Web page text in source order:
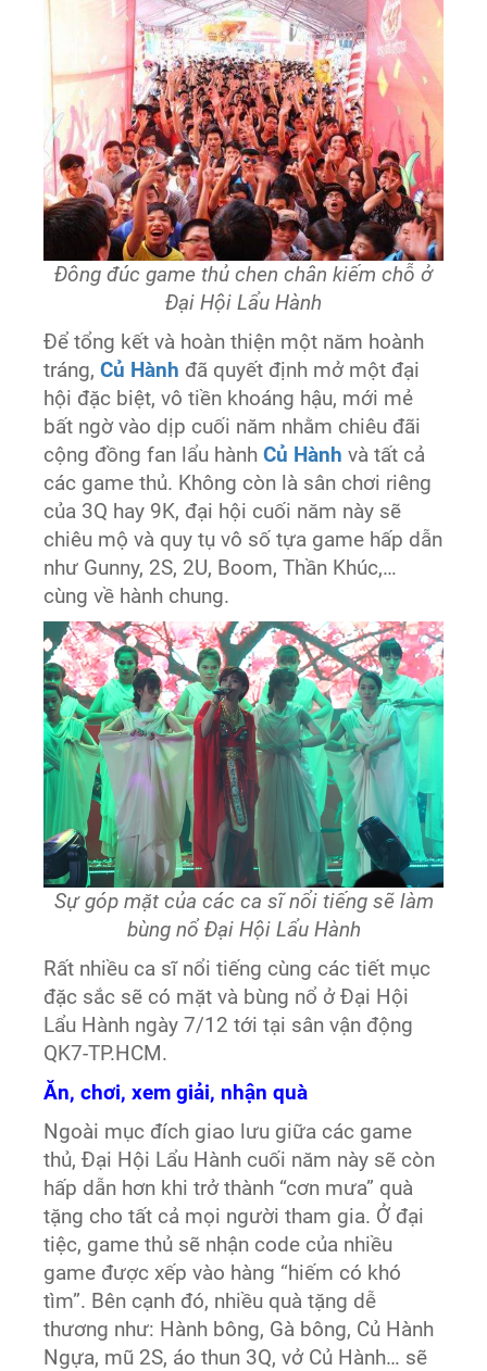
Đông đúc game thủ chen chân kiếm chỗ ở
Đại Hội Lẩu Hành
Để tổng kết và hoàn thiện một năm hoành
tráng,Củ Hành đã quyết định mở một đại
hội đặc biệt, vô tiền khoáng hậu, mới mẻ
bất ngờ vào dịp cuối năm nhằm chiêu đãi
cộng đồng fan lẩu hànhCủ Hành và tất cả
các game thủ. Không còn là sân chơi riêng
của 3Q hay 9K, đại hội cuối năm này sẽ
chiêu mộ và quy tụ vô số tựa game hấp dẫn
như Gunny, 2S, 2U, Boom, Thần Khúc,…
cùng về hành chung.
Sự góp mặt của các ca sĩ nổi tiếng sẽ làm
bùng nổ Đại Hội Lẩu Hành
Rất nhiều ca sĩ nổi tiếng cùng các tiết mục
đặc sắc sẽ có mặt và bùng nổ ở Đại Hội
Lẩu Hành ngày 7/12 tới tại sân vận động
QK7-TP.HCM.
Ăn, chơi, xem giải, nhận quà
Ngoài mục đích giao lưu giữa các game
thủ, Đại Hội Lẩu Hành cuối năm này sẽ còn
hấp dẫn hơn khi trở thành “cơn mưa” quà
tặng cho tất cả mọi người tham gia. Ở đại
tiệc, game thủ sẽ nhận code của nhiều
game được xếp vào hàng “hiếm có khó
tìm”. Bên cạnh đó, nhiều quà tặng dễ
thương như: Hành bông, Gà bông, Củ Hành
Ngựa, mũ 2S, áo thun 3Q, vở Củ Hành… sẽ